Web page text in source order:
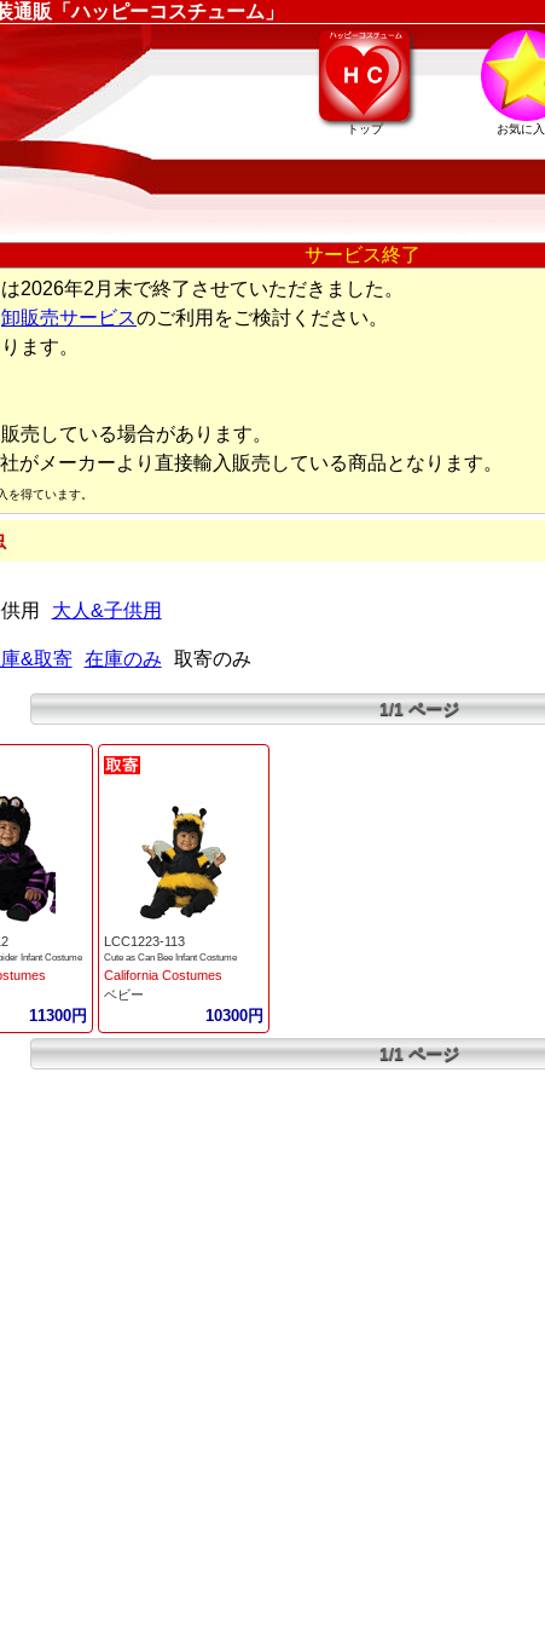
販「ハッピーコスチューム」
トップ お気に
サービス終了
2026年2月末で終了させていただきました。
卸販売サービスのご利用をご検討ください。
ます。
売している場合があります。
がメーカーより直接輸入販売している商品となります。
得ています。
用 大人&子供用
&取寄 在庫のみ 取寄のみ
1/1 ページ
Infant Costume
11300円
LCC1223-113
Cute as Can Bee Infant Costume
California Costumes
ベビー
10300円
1/1 ページ